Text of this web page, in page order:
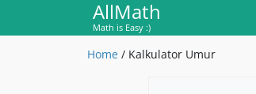
AllMath
Math is Easy :)
Home / Kalkulator Umur